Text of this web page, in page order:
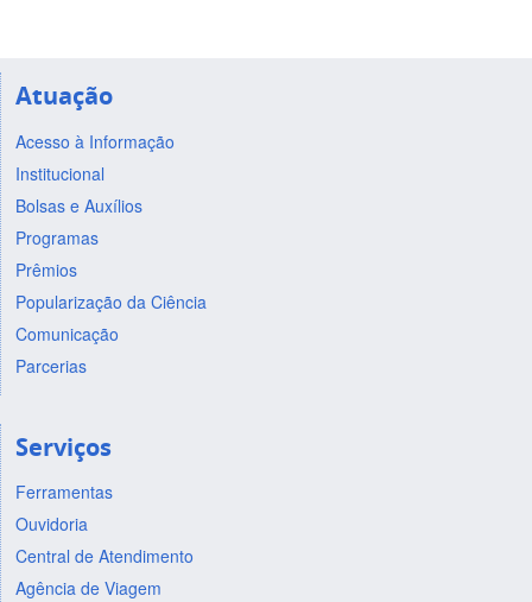
Atuação
Acesso à Informação
Institucional
Bolsas e Auxílios
Programas
Prêmios
Popularização da Ciência
Comunicação
Parcerias
Serviços
Ferramentas
Ouvidoria
Central de Atendimento
Agência de Viagem